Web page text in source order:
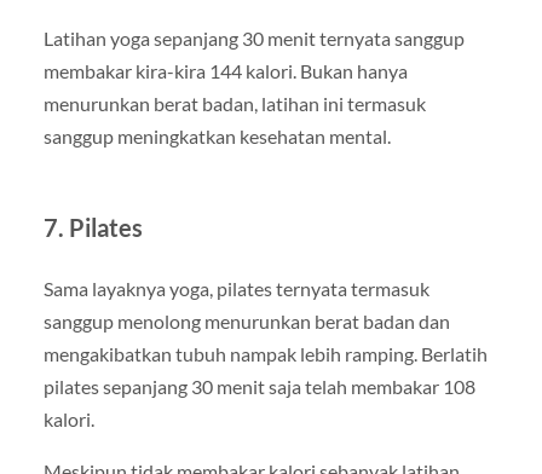
Latihan yoga sepanjang 30 menit ternyata sanggup
membakar kira-kira 144 kalori. Bukan hanya
menurunkan berat badan, latihan ini termasuk
sanggup meningkatkan kesehatan mental.
7. Pilates
Sama layaknya yoga, pilates ternyata termasuk
sanggup menolong menurunkan berat badan dan
mengakibatkan tubuh nampak lebih ramping. Berlatih
pilates sepanjang 30 menit saja telah membakar 108
kalori.